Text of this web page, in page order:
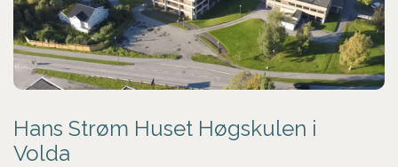
Hans Strøm Huset Høgskulen i
Volda